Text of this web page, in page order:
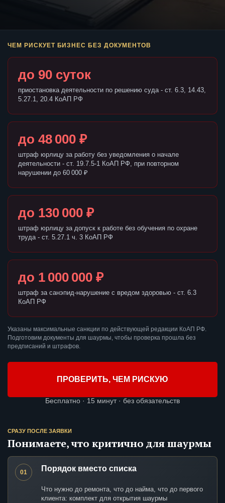
ЧЕМ РИСКУЕТ БИЗНЕС БЕЗ ДОКУМЕНТОВ
до 90 суток
приостановка деятельности по решению суда - ст. 6.3, 14.43,
5.27.1, 20.4 КоАП РФ
до 48 000 ₽
штраф юрлицу за работу без уведомления о начале
деятельности - ст. 19.7.5-1 КоАП РФ, при повторном
нарушении до 60 000 ₽
до 130 000 ₽
штраф юрлицу за допуск к работе без обучения по охране
труда - ст. 5.27.1 ч. 3 КоАП РФ
до 1 000 000 ₽
штраф за санэпид-нарушение с вредом здоровью - ст. 6.3
КоАП РФ
Указаны максимальные санкции по действующей редакции КоАП РФ.
Подготовим документы для шаурмы, чтобы проверка прошла без
предписаний и штрафов.
ПРОВЕРИТЬ, ЧЕМ РИСКУЮ
Бесплатно · 15 минут · без обязательств
СРАЗУ ПОСЛЕ ЗАЯВКИ
Понимаете, что критично для шаурмы
01 Порядок вместо списка
Что нужно до ремонта, что до найма, что до первого
клиента: комплект для открытия шаурмы